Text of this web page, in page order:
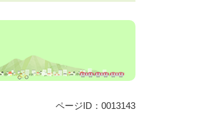
ページID：0013143